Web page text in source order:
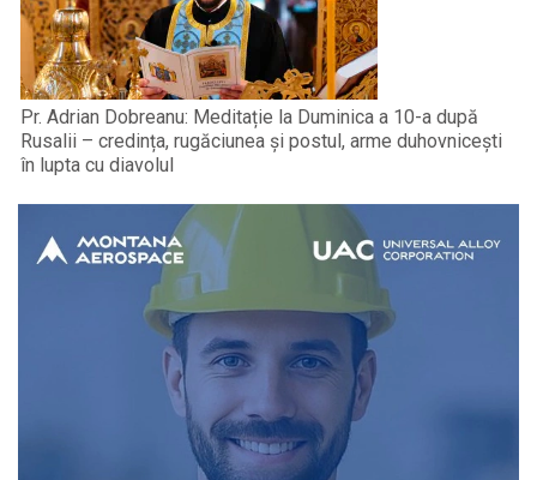
Pr. Adrian Dobreanu: Meditație la Duminica a 10-a după
Rusalii – credința, rugăciunea și postul, arme duhovnicești
în lupta cu diavolul